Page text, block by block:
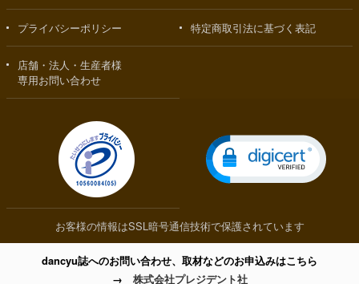
プライバシーポリシー 特定商取引法に基づく表記
店舗・法人・生産者様
専用お問い合わせ
お客様の情報はSSL暗号通信技術で保護されています
dancyu誌へのお問い合わせ、取材などのお申込みはこちら
→ 株式会社プレジデント社